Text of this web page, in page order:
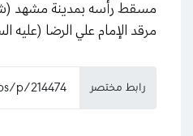
مسقط رأسه بمدينة مشهد
مرقد الإمام علي الرضا (عليه
رابط مختصر